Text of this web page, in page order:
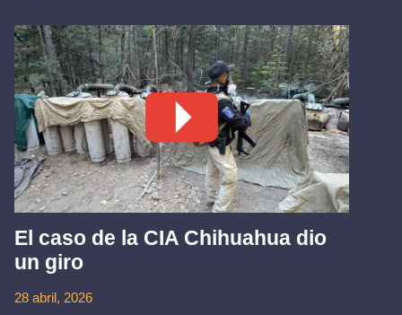
El caso de la CIA Chihuahua dio
un giro
28 abril, 2026